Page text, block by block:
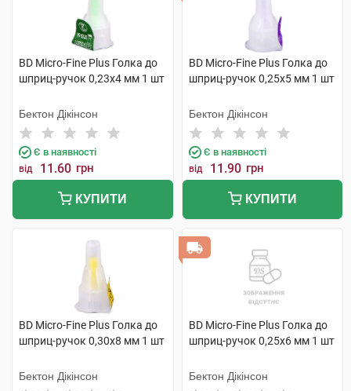
BD Micro-Fine Plus Голка до
шприц-ручок 0,23х4 мм 1 шт
Бектон Дікінсон
Є в наявності
від 11.60 грн
КУПИТИ
BD Micro-Fine Plus Голка до
шприц-ручок 0,25х5 мм 1 шт
Бектон Дікінсон
Є в наявності
від 11.90 грн
КУПИТИ
BD Micro-Fine Plus Голка до
шприц-ручок 0,30х8 мм 1 шт
Бектон Дікінсон
BD Micro-Fine Plus Голка до
шприц-ручок 0,25х6 мм 1 шт
Бектон Дікінсон